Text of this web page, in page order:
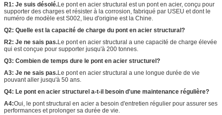
R1: Je suis désolé.Le pont en acier structural est un pont en acier, conçu pour
supporter des charges et résister à la corrosion, fabriqué par USEU et dont le
numéro de modèle est S002, lieu d'origine est la Chine.
Q2: Quelle est la capacité de charge du pont en acier structural?
R2: Je ne sais pas.Le pont en acier structural a une capacité de charge élevée
qui est conçue pour supporter jusqu'à 200 tonnes.
Q3: Combien de temps dure le pont en acier structurel?
A3: Je ne sais pas.Le pont en acier structural a une longue durée de vie
pouvant aller jusqu'à 50 ans.
Q4: Le pont en acier structurel a-t-il besoin d'une maintenance régulière?
A4:Oui, le pont structural en acier a besoin d'entretien régulier pour assurer ses
performances et prolonger sa durée de vie.